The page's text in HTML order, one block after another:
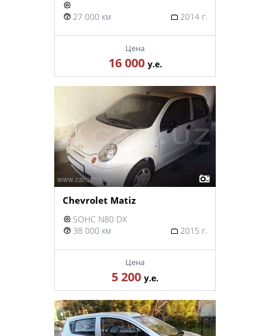
27 000 км 2014 г.
Цена
16 000 у.е.
Chevrolet Matiz
SOHC N80 DX
38 000 км
2015 г.
Цена
5 200 у.е.